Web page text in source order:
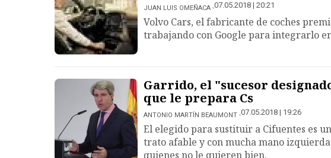
JUAN LUIS OMEÑACA 07.05.2018 | 20:21
Volvo Cars, el fabricante de coches
trabajando con Google para integrarlo
Garrido, el "sucesor
que le prepara Cs
ANTONIO MARTÍN BEAUMONT 07.05.2018 | 19:26
El elegido para sustituir a Cifuentes es
trato afable y con mucha mano
quienes no le quieren bien.